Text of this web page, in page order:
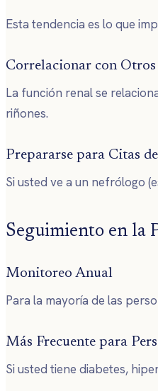
Esta tendencia es lo que
Correlacionar con Otros
La función renal se
riñones.
Prepararse para Citas
Si usted ve a un nefrólogo
Seguimiento en la
Monitoreo Anual
Para la mayoría de las
Más Frecuente para
Si usted tiene diabetes,